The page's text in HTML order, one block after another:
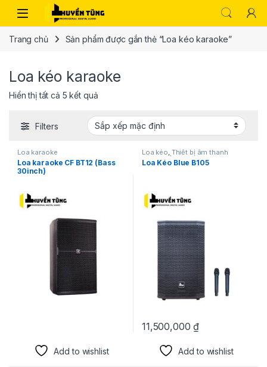
Trang chủ Sản phẩm được gắn thẻ “Loa kéo karaoke”
Loa kéo karaoke
Hiển thị tất cả 5 kết quả
Filters
Loa karaoke
Loa karaoke CF BT12 (Bass
30inch)
Add to wishlist
Loa kéo Thiết bị âm thanh
karaoke | KTV
Loa Kéo Blue B105
11,500,000₫
Add to wishlist